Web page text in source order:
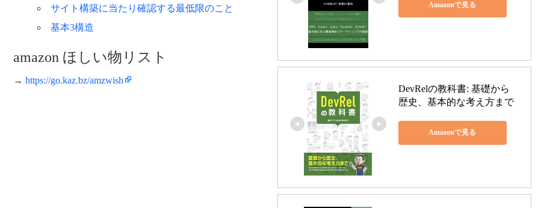
サイト構築に当たり確認する最低限のこと
基本3構造
amazon ほしい物リスト
→ https://go.kaz.bz/amzwish
Amazonで見る
DevRelの教科書: 基礎から
歴史、基本的な考え方まで
Amazonで見る